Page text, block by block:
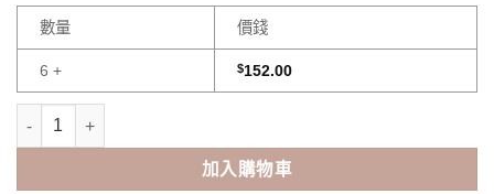
數量 價錢
6 + $152.00
SEED Eye coffret 1 day UV(30Pcs) 數量
加入購物車